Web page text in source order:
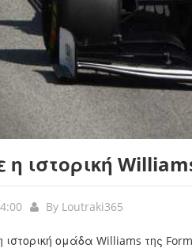
η ιστορική
By Loutraki365
ιστορική ομάδα Williams της